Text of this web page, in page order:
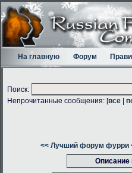
На главную Форум
Поиск:
Непрочитанные сообщения: [все
<< Лучший форум фурри
Описание